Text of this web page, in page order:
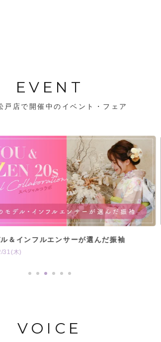
EVENT
戸店で開催中のイベント・フェア
＆インフルエンサーが選んだ振袖
木)
VOICE